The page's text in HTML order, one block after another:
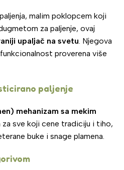
malim poklopcem koji
za paljenje, ovaj
upaljač na svetu. Njegova
proverena više
paljenje
mehanizam sa mekim
za sve koji cene tradiciju i tiho,
buke i snage plamena.